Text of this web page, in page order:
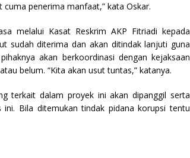
penerima manfaat,” kata Oskar.
melalui Kasat Reskrim AKP Fitriadi kepada
sudah diterima dan akan ditindak lanjuti guna
akan berkoordinasi dengan kejaksaan
belum. “Kita akan usut tuntas,” katanya.
terkait dalam proyek ini akan dipanggil serta
ini. Bila ditemukan tindak pidana korupsi tentu